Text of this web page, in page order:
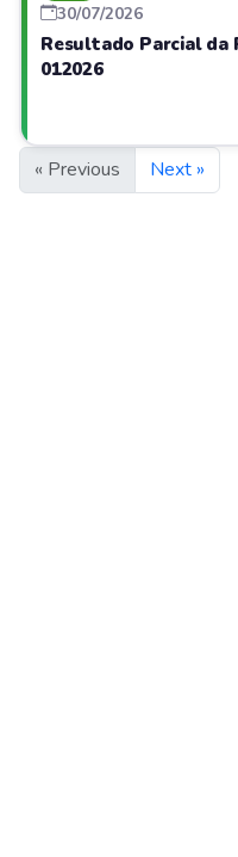
30/07/2026
Resultado Parcial da
012026
« Previous Next »